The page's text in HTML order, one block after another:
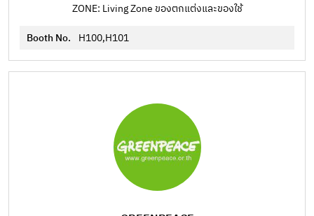
ZONE: Living Zone ของตกแต่งและของใช้
Booth No. H100,H101